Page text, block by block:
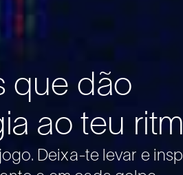
que dão
ao teu
Deixa-te levar e